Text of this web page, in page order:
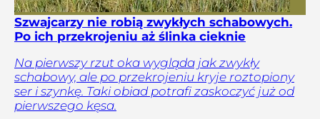
Szwajcarzy nie robią zwykłych schabowych.
Po ich przekrojeniu aż ślinka cieknie
Na pierwszy rzut oka wygląda jak zwykły
schabowy, ale po przekrojeniu kryje roztopiony
ser i szynkę. Taki obiad potrafi zaskoczyć już od
pierwszego kęsa.